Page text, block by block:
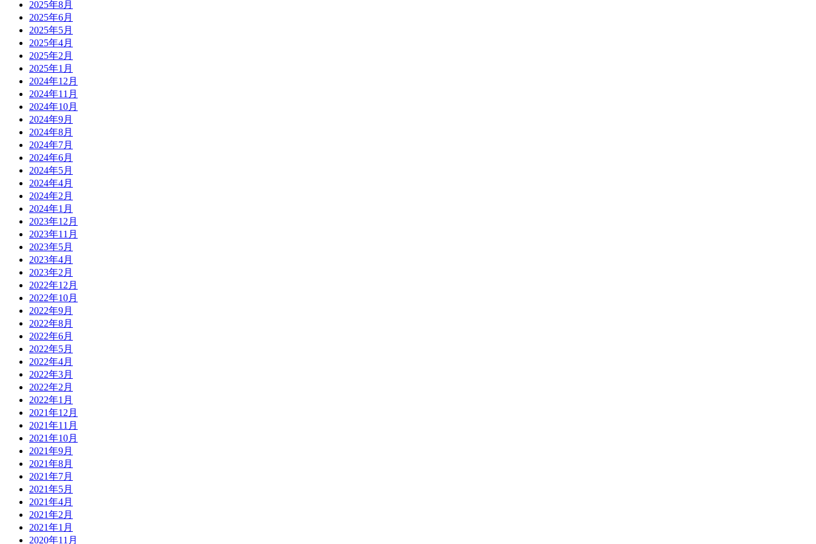
2025年8月
2025年6月
2025年5月
2025年4月
2025年2月
2025年1月
2024年12月
2024年11月
2024年10月
2024年9月
2024年8月
2024年7月
2024年6月
2024年5月
2024年4月
2024年2月
2024年1月
2023年12月
2023年11月
2023年5月
2023年4月
2023年2月
2022年12月
2022年10月
2022年9月
2022年8月
2022年6月
2022年5月
2022年4月
2022年3月
2022年2月
2022年1月
2021年12月
2021年11月
2021年10月
2021年9月
2021年8月
2021年7月
2021年5月
2021年4月
2021年2月
2021年1月
2020年11月